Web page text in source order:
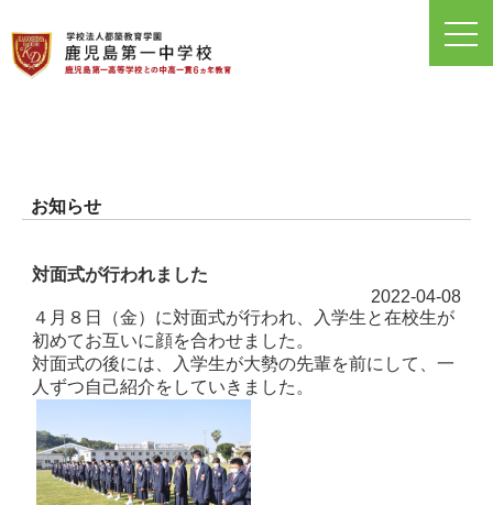
お知らせ
対面式が行われました
2022-04-08
４月８日（金）に対面式が行われ、入学生と在校生が
初めてお互いに顔を合わせました。
対面式の後には、入学生が大勢の先輩を前にして、一
人ずつ自己紹介をしていきました。